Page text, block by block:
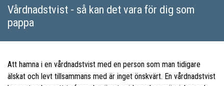
Vårdnadstvist - så kan det vara för dig som
pappa
Att hamna i en vårdnadstvist med en person som man tidigare
älskat och levt tillsammans med är inget önskvärt. En vårdnadstvist